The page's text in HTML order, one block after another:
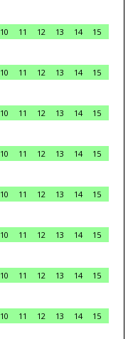
10 11 12 13 14
15
10 11 12 13 14
15
10 11 12 13 14
15
10 11 12 13 14
15
10 11 12 13 14
15
10 11 12 13 14
15
10 11 12 13 14
15
10 11 12 13 14
15